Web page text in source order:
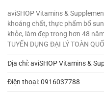
aviSHOP Vitamins &
khoáng chất, thực phẩm bổ
khỏe, làm đẹp trong hơn 48
TUYỂN DỤNG ĐẠI LÝ TOÀN
Địa chỉ: aviSHOP Vitamins &
Điện thoại:0916037788